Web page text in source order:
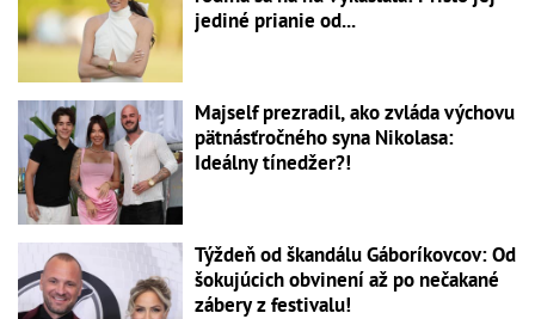
jediné prianie od...
Majself prezradil, ako zvláda výchovu
pätnásťročného syna Nikolasa:
Ideálny tínedžer?!
Týždeň od škandálu Gáboríkovcov: Od
šokujúcich obvinení až po nečakané
zábery z festivalu!